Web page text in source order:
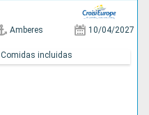
Amberes 10/04/2027
Comidas incluidas